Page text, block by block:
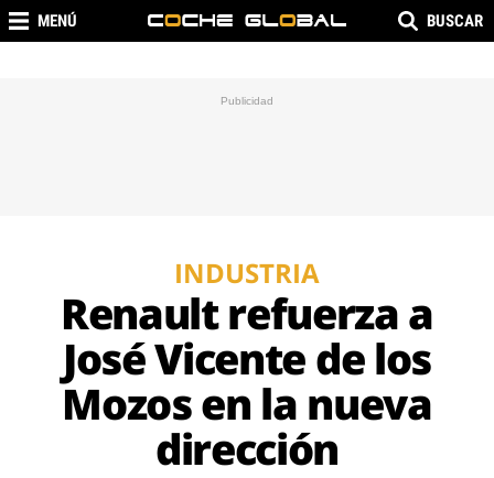
MENÚ BUSCAR
INDUSTRIA
Renault refuerza a
José Vicente de los
Mozos en la nueva
dirección